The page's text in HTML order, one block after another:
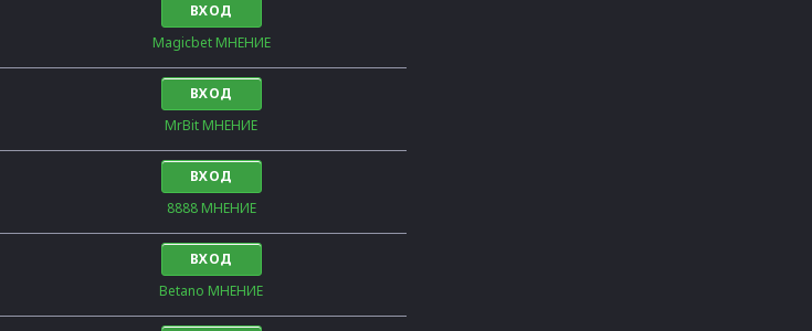
ВХОД
Magicbet МНЕНИЕ
ВХОД
MrBit МНЕНИЕ
ВХОД
8888 МНЕНИЕ
ВХОД
Betano МНЕНИЕ